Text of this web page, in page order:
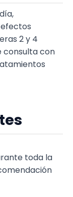
2 y 4
consulta con
toda la